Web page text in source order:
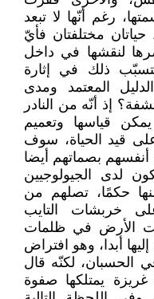
رغم أنّها لا تبعد
مختلفتان فأيّ
لنقشها في داخل
ذلك في إثارة
المعتمد ومدى
إذ أنّه من النادر
قياسها وتعميم
على قيد الحياة، سوف
أنفسهم بصماتهم أيضا
لدى الجيولوجيين
حكمًا، تصلهم من
خربشات التايب
الأرض في ظلمات
أبدا، وهو افتراض
الحسبان، لكنّه قال
يمتلكها صفوة